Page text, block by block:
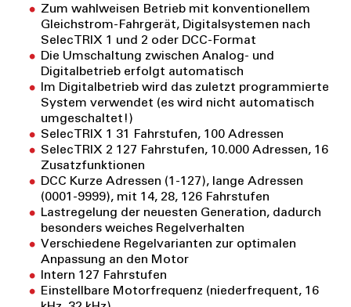
Zum wahlweisen Betrieb mit konventionellem
Gleichstrom-Fahrgerät, Digitalsystemen nach
SelecTRIX 1 und 2 oder DCC-Format
Die Umschaltung zwischen Analog- und
Digitalbetrieb erfolgt automatisch
Im Digitalbetrieb wird das zuletzt programmierte
System verwendet (es wird nicht automatisch
umgeschaltet!)
SelecTRIX 1 31 Fahrstufen, 100 Adressen
SelecTRIX 2 127 Fahrstufen, 10.000 Adressen, 16
Zusatzfunktionen
DCC Kurze Adressen (1-127), lange Adressen
(0001-9999), mit 14, 28, 126 Fahrstufen
Lastregelung der neuesten Generation, dadurch
besonders weiches Regelverhalten
Verschiedene Regelvarianten zur optimalen
Anpassung an den Motor
Intern 127 Fahrstufen
Einstellbare Motorfrequenz (niederfrequent, 16